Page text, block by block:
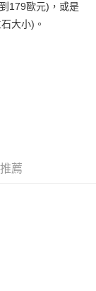
179歐元)，或是
大小)。
薦